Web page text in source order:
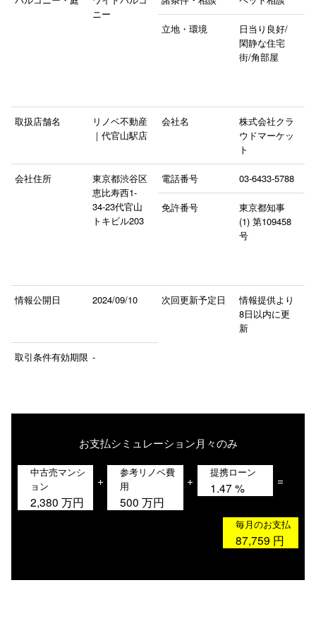
ニー
立地・環境
日当り良好/
閑静な住宅
街/角部屋
取扱店舗名
リノベ不動産
｜代官山駅店
会社名
株式会社クラ
ウドマーケッ
ト
会社住所
東京都渋谷区
恵比寿西1-
34-23代官山
トキビル203
電話番号 03-6433-5788
免許番号
東京都知事
(1) 第109458
号
情報公開日 2024/09/10 次回更新予定日
情報提供より
8日以内に更
新
取引条件有効期限 -
お支払シミュレーション月々のみ
中古売マンシ
ョン
2,380 万円
+
参考リノベ費
用
500 万円
+
提携ローン
1.47 % =
毎月のお支払
87,759 円